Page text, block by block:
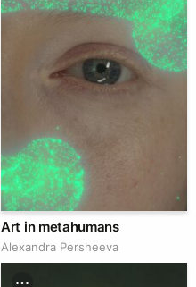
Art in metahumans
Alexandra Persheeva